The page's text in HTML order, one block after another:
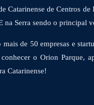
Catarinense de Centros
na Serra sendo o principal
mais de 50 empresas e
o Orion Parque,
Catarinense!